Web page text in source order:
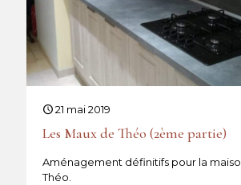
21 mai 2019
Les Maux de Théo (2ème partie)
Aménagement définitifs pour la
Théo.